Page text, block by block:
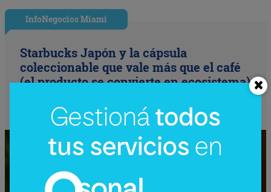
InfoNegocios Miami
Starbucks Japón y la cápsula
coleccionable que vale más que el café
(el producto se convierte en ecosistema)